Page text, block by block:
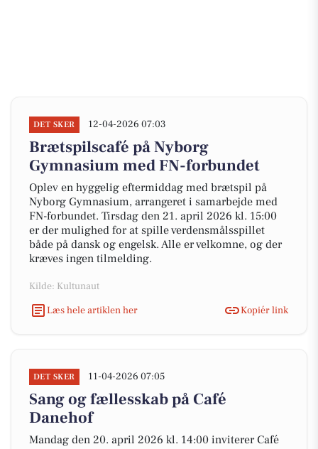
DET SKER 12-04-2026 07:03
Brætspilscafé på Nyborg
Gymnasium med FN-forbundet
Oplev en hyggelig eftermiddag med brætspil på
Nyborg Gymnasium, arrangeret i samarbejde med
FN-forbundet. Tirsdag den 21. april 2026 kl. 15:00
er der mulighed for at spille verdensmålsspillet
både på dansk og engelsk. Alle er velkomne, og der
kræves ingen tilmelding.
Kilde: Kultunaut
Læs hele artiklen her
Kopiér link
DET SKER 11-04-2026 07:05
Sang og fællesskab på Café
Danehof
Mandag den 20. april 2026 kl. 14:00 inviterer Café